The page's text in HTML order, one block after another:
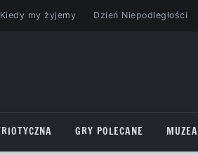
Kiedy my żyjemy Dzień Niepodległości
GRY POLECANE MUZEA